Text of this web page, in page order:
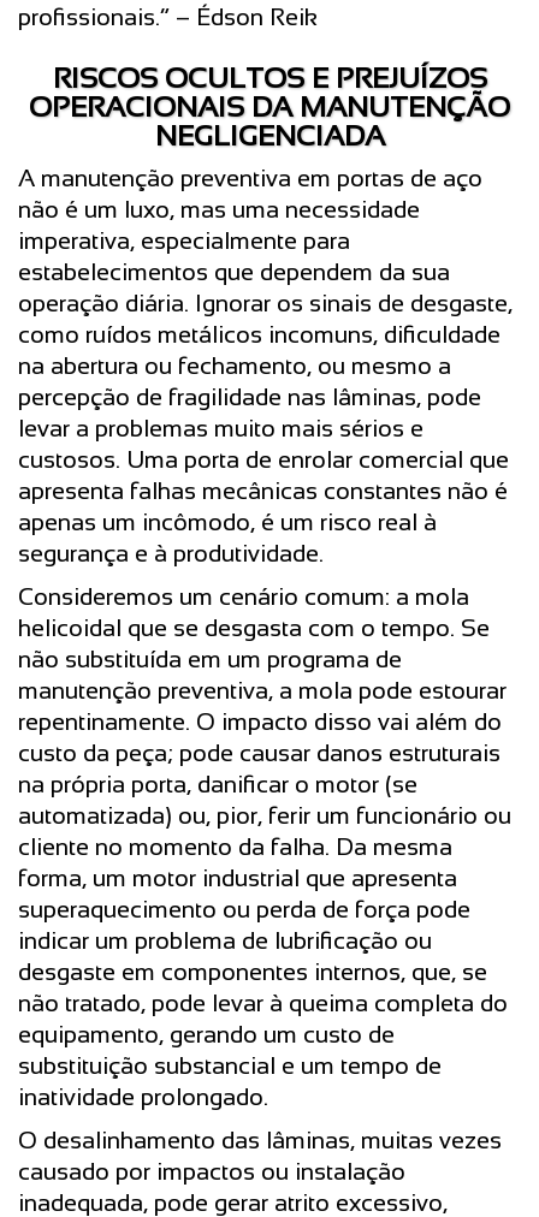
profissionais.” – Édson Reik
RISCOS OCULTOS E PREJUÍZOS
OPERACIONAIS DA MANUTENÇÃO
NEGLIGENCIADA
A manutenção preventiva em portas de aço
não é um luxo, mas uma necessidade
imperativa, especialmente para
estabelecimentos que dependem da sua
operação diária. Ignorar os sinais de desgaste,
como ruídos metálicos incomuns, dificuldade
na abertura ou fechamento, ou mesmo a
percepção de fragilidade nas lâminas, pode
levar a problemas muito mais sérios e
custosos. Uma porta de enrolar comercial que
apresenta falhas mecânicas constantes não é
apenas um incômodo, é um risco real à
segurança e à produtividade.
Consideremos um cenário comum: a mola
helicoidal que se desgasta com o tempo. Se
não substituída em um programa de
manutenção preventiva, a mola pode estourar
repentinamente. O impacto disso vai além do
custo da peça; pode causar danos estruturais
na própria porta, danificar o motor (se
automatizada) ou, pior, ferir um funcionário ou
cliente no momento da falha. Da mesma
forma, um motor industrial que apresenta
superaquecimento ou perda de força pode
indicar um problema de lubrificação ou
desgaste em componentes internos, que, se
não tratado, pode levar à queima completa do
equipamento, gerando um custo de
substituição substancial e um tempo de
inatividade prolongado.
O desalinhamento das lâminas, muitas vezes
causado por impactos ou instalação
inadequada, pode gerar atrito excessivo,